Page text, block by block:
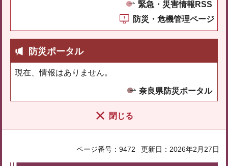
緊急・災害情報RSS
防災・危機管理ページ
防災ポータル
現在、情報はありません。
奈良県防災ポータル
閉じる
ページ番号：9472 更新日：2026年2月27日